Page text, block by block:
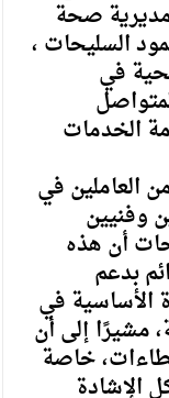
مجموعة من رفاق السلاح
من العاهل البحريني
ومزيدا من التوفيق
مديرية صحة
السليحات ،
في
الخدمات
العاملين في
وفنيين
أن هذه
بدعم
الأساسية في
مشيرًا إلى أن
خاصة
الإشادة